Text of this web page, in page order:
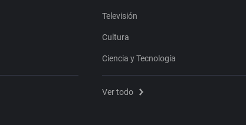
Televisión
Cultura
Ciencia y Tecnología
Ver todo